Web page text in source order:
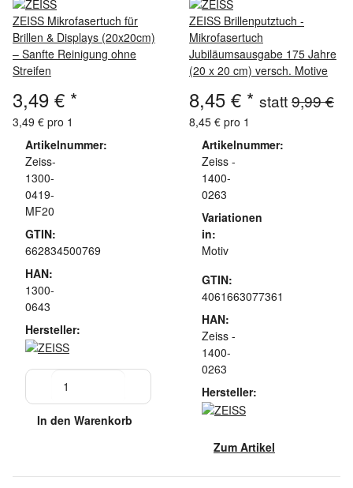
ZEISS Mikrofasertuch für
Brillen & Displays (20x20cm)
– Sanfte Reinigung ohne
Streifen
3,49 € *
3,49 € pro 1
Artikelnummer:
Zeiss-
1300-
0419-
MF20
GTIN:
662834500769
HAN:
1300-
0643
Hersteller:
In den Warenkorb
ZEISS Brillenputztuch -
Mikrofasertuch
Jubiläumsausgabe 175 Jahre
(20 x 20 cm) versch. Motive
8,45 € * statt9,99 €
8,45 € pro 1
Artikelnummer:
Zeiss -
1400-
0263
Variationen
in:
Motiv
GTIN:
4061663077361
HAN:
Zeiss -
1400-
0263
Hersteller:
Zum Artikel